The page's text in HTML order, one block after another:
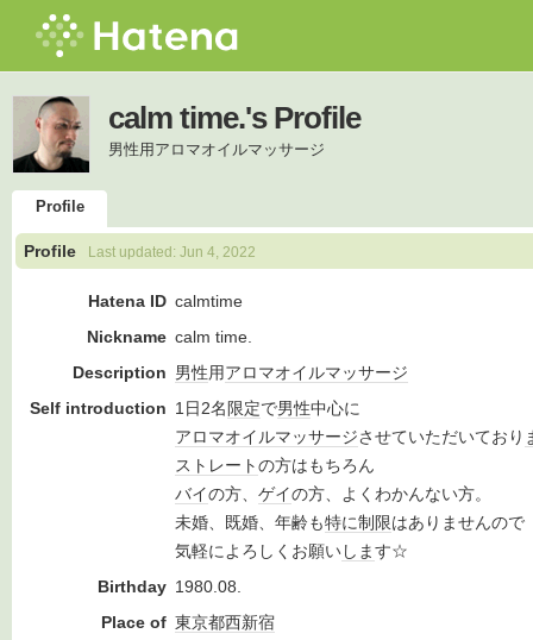
calm time.'s Profile
男性用アロマオイルマッサージ
Profile
Profile Last updated: Jun 4, 2022
Hatena ID calmtime
Nickname calm time.
Description 男性用アロマオイルマッサージ
Self introduction 1日2名 限定で男性中心に
アロマオイルマッサージさせていただいており
ストレートの方はもちろん
バイの方、 ゲイの方、よくわかんない方。
未婚、既婚、年齢も特に制限はありませんので
気軽によろしくお願いします☆
Birthday 1980.08.
Place of 東京都西新宿